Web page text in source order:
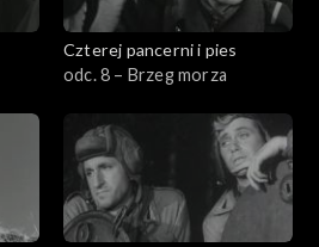
Czterej pancerni i pies
odc. 8 – Brzeg morza